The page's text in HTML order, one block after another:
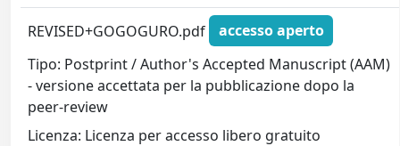
REVISED+GOGOGURO.pdf
accesso aperto
Tipo: Postprint / Author's Accepted Manuscript (AAM)
- versione accettata per la pubblicazione dopo la
peer-review
Licenza: Licenza per accesso libero gratuito